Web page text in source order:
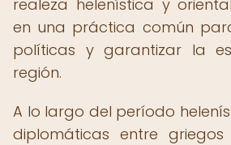
realeza helenística y
en una práctica común
políticas y garantizar la
región.
A lo largo del período
diplomáticas entre